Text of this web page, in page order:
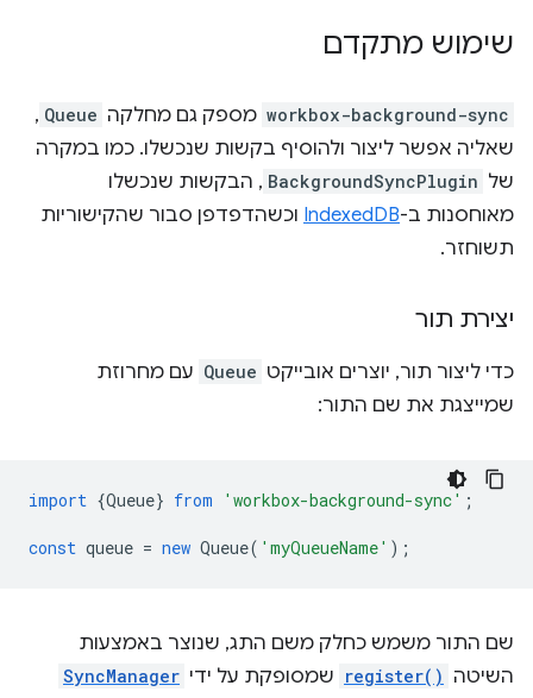
שימוש מתקדם
workbox-background-sync מספק גם מחלקה Queue
,
שאליה אפשר ליצור ולהוסיף בקשות שנכשלו. כמו במקרה
של BackgroundSyncPlugin , הבקשות שנכשלו
מאוחסנות ב-IndexedDB וכשהדפדפן סבור שהקישוריות
תשוחזר.
יצירת תור
כדי ליצור תור, יוצרים אובייקט Queue עם מחרוזת
שמייצגת את שם התור:
import {Queue} from 'workbox-background-sync' ;
const queue = new Queue( 'myQueueName' );
שם התור משמש כחלק משם התג, שנוצר באמצעות
השיטה register() שמסופקת על ידי SyncManager